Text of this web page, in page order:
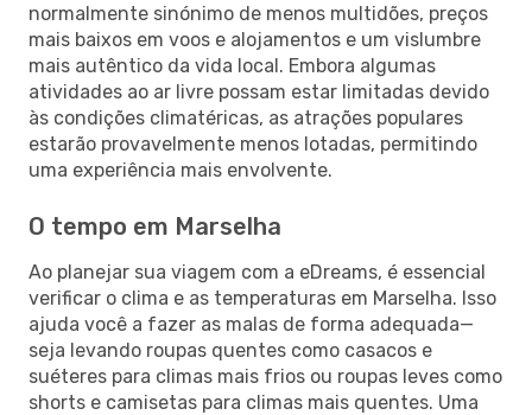
normalmente sinónimo de menos multidões, preços
mais baixos em voos e alojamentos e um vislumbre
mais autêntico da vida local. Embora algumas
atividades ao ar livre possam estar limitadas devido
às condições climatéricas, as atrações populares
estarão provavelmente menos lotadas, permitindo
uma experiência mais envolvente.
O tempo em Marselha
Ao planejar sua viagem com a eDreams, é essencial
verificar o clima e as temperaturas em Marselha. Isso
ajuda você a fazer as malas de forma adequada—
seja levando roupas quentes como casacos e
suéteres para climas mais frios ou roupas leves como
shorts e camisetas para climas mais quentes. Uma